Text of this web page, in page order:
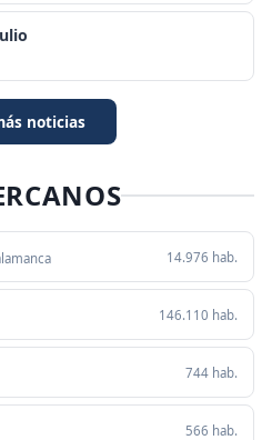
noticias
14.976 hab.
146.110 hab.
744 hab.
566 hab.